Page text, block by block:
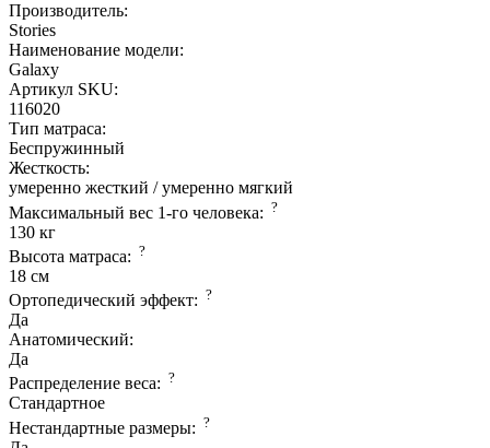
Производитель:
Stories
Наименование модели:
Galaxy
Артикул SKU:
116020
Тип матраса:
Беспружинный
Жесткость:
умеренно жесткий / умеренно мягкий
Максимальный вес 1-го человека: ?
130 кг
Высота матраса: ?
18 см
Ортопедический эффект: ?
Да
Анатомический:
Да
Распределение веса: ?
Стандартное
Нестандартные размеры: ?